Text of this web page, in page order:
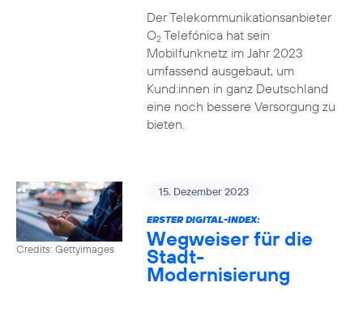
Der Telekommunikationsanbieter
O2Telefónica hat sein
Mobilfunknetz im Jahr 2023
umfassend ausgebaut, um
Kund:innen in ganz Deutschland
eine noch bessere Versorgung zu
bieten.
Credits: Gettyimages
15. Dezember 2023
ERSTER DIGITAL-INDEX:
Wegweiser für die
Stadt-
Modernisierung